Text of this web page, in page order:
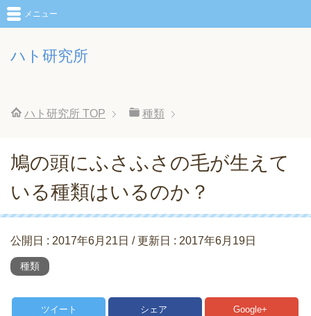
ハト研究所
メニュー
ハト研究所 TOP 種類
鳩の頭にふさふさの毛が生えて
いる種類はいるのか？
公開日 : 2017年6月21日 / 更新日 : 2017年6月19日
種類
ツイート シェア Google+